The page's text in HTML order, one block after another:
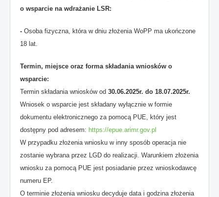
o wsparcie na wdrażanie LSR:
- Osoba fizyczna, która w dniu złożenia WoPP ma ukończone
18 lat.
Termin, miejsce oraz forma składania wniosków o
wsparcie:
Termin składania wniosków od 30.06.2025r. do 18.07.2025r.
Wniosek o wsparcie jest składany wyłącznie w formie
dokumentu elektronicznego za pomocą PUE, który jest
dostępny pod adresem: https://epue.arimr.gov.pl
W przypadku złożenia wniosku w inny sposób operacja nie
zostanie wybrana przez LGD do realizacji. Warunkiem złożenia
wniosku za pomocą PUE jest posiadanie przez wnioskodawcę
numeru EP.
O terminie złożenia wniosku decyduje data i godzina złożenia